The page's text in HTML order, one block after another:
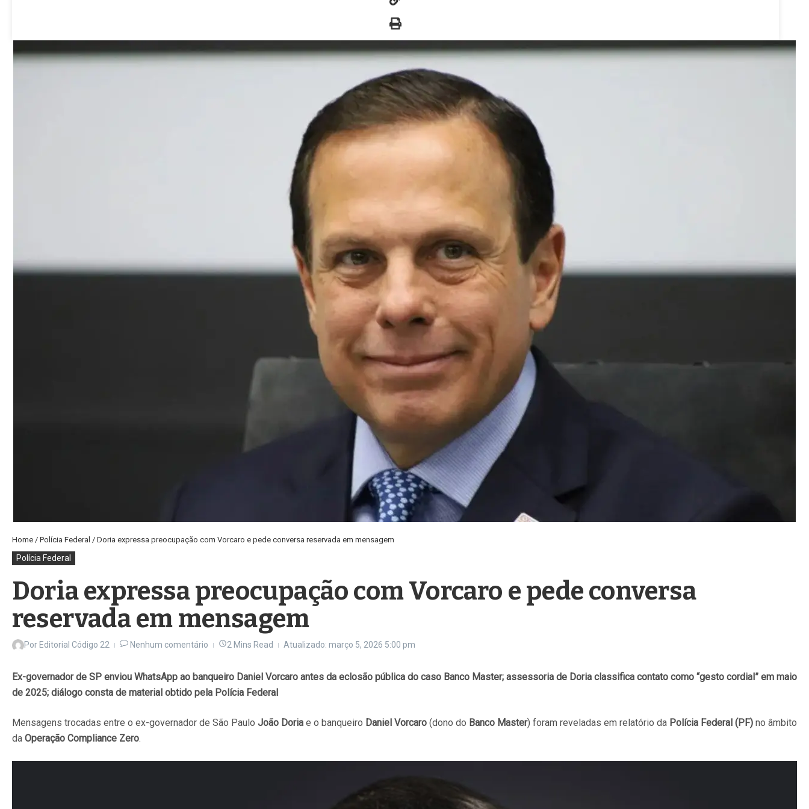
Home / Polícia Federal / Doria expressa preocupação com Vorcaro e pede conversa reservada em mensagem
Polícia Federal
Doria expressa preocupação com Vorcaro e pede conversa
reservada em mensagem
Por Editorial Código 22 Nenhum comentário 2 Mins Read Atualizado: março 5, 2026 5:00 pm
Ex-governador de SP enviou WhatsApp ao banqueiro Daniel Vorcaro antes da eclosão pública do caso Banco Master; assessoria de Doria classifica contato como “gesto cordial” em maio
de 2025; diálogo consta de material obtido pela Polícia Federal
Mensagens trocadas entre o ex-governador de São Paulo João Doria e o banqueiro Daniel Vorcaro (dono do Banco Master) foram reveladas em relatório da Polícia Federal (PF) no âmbito
da Operação Compliance Zero.